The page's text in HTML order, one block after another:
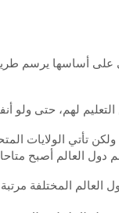
على أساسها يرسم
لهم، حتى ولو
تأتي الولايات
العالم أصبح متاحا
المختلفة مرتبة